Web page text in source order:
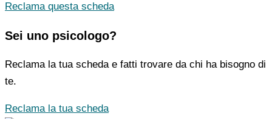
Reclama questa scheda
Sei uno psicologo?
Reclama la tua scheda e fatti trovare da chi ha bisogno di
te.
Reclama la tua scheda